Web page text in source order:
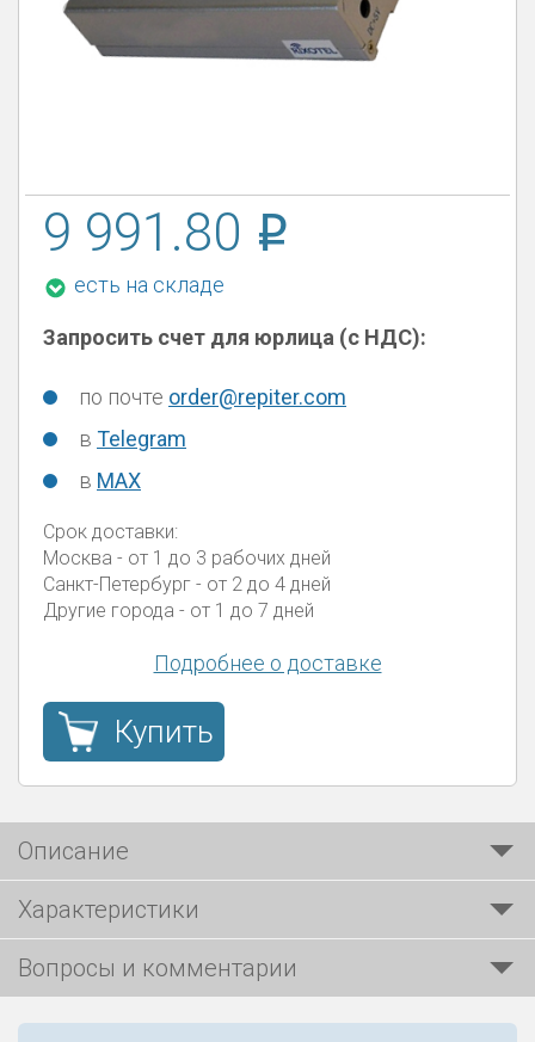
9 991.80
есть на складе
Запросить счет для юрлица (с НДС):
по почте order@repiter.com
в Telegram
в MAX
Срок доставки:
Москва - от 1 до 3 рабочих дней
Санкт-Петербург - от 2 до 4 дней
Другие города - от 1 до 7 дней
Подробнее о доставке
Купить
Описание
Характеристики
Вопросы и комментарии